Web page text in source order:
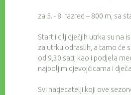
za 5. - 8. razred – 800 m, sa
Start i cilj dječjih utrka su na
za utrku odraslih, a tamo će
od 9,30 sati, kao i podjela
najboljim djevojčicama i
Svi natjecatelji koji ove